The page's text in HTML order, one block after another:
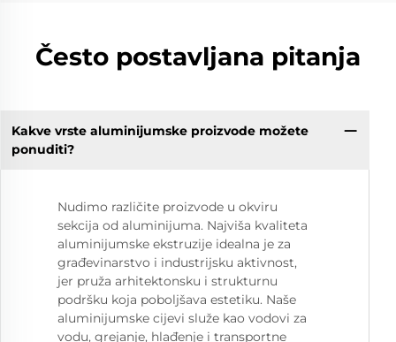
Često postavljana pitanja
Kakve vrste aluminijumske proizvode možete
ponuditi?
Nudimo različite proizvode u okviru
sekcija od aluminijuma. Najviša kvaliteta
aluminijumske ekstruzije idealna je za
građevinarstvo i industrijsku aktivnost,
jer pruža arhitektonsku i strukturnu
podršku koja poboljšava estetiku. Naše
aluminijumske cijevi služe kao vodovi za
vodu, grejanje, hlađenje i transportne